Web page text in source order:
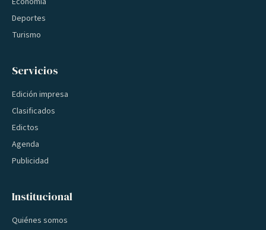
Deportes
Turismo
Servicios
Edición impresa
Clasificados
Edictos
Agenda
Publicidad
Institucional
Quiénes somos